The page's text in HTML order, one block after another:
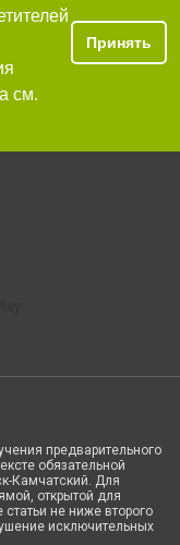
см.
Принять
предварительного
обязательной
Камчатский. Для
открытой для
не ниже второго
исключительных